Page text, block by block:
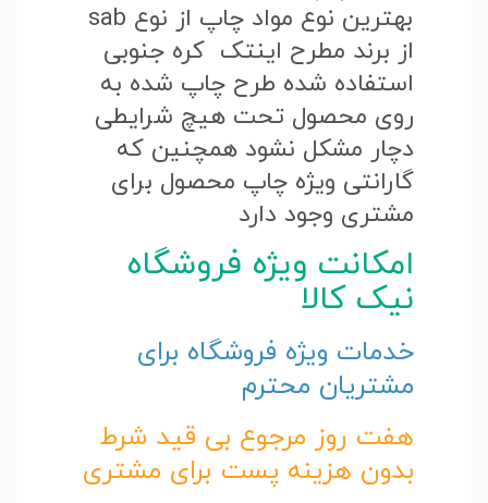
بهترین نوع مواد چاپ از نوع sab
از برند مطرح اینتک کره جنوبی
استفاده شده طرح چاپ شده به
روی محصول تحت هیچ شرایطی
دچار مشکل نشود همچنین که
گارانتی ویژه چاپ محصول برای
مشتری وجود دارد
امکانت ویژه فروشگاه
نیک کالا
خدمات ویژه فروشگاه برای
مشتریان محترم
هفت روز مرجوع بی قید شرط
بدون هزینه پست برای مشتری